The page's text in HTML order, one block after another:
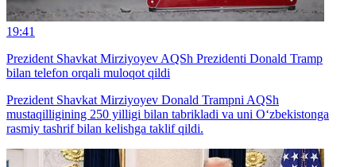
19:41
Prezident Shavkat Mirziyoyev AQSh Prezidenti Donald Tramp
bilan telefon orqali muloqot qildi
Prezident Shavkat Mirziyoyev Donald Trampni AQSh
mustaqilligining 250 yilligi bilan tabrikladi va uni O‘zbekistonga
rasmiy tashrif bilan kelishga taklif qildi.